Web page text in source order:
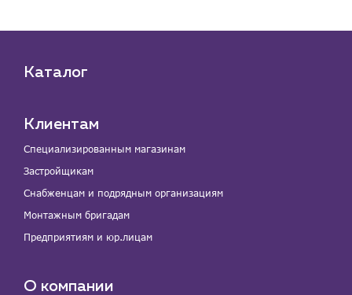
Каталог
Клиентам
Специализированным магазинам
Застройщикам
Снабженцам и подрядным организациям
Монтажным бригадам
Предприятиям и юр.лицам
О компании